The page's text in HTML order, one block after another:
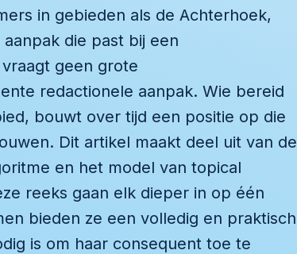
in gebieden als de Achterhoek,
die past bij een
geen grote
redactionele aanpak. Wie bereid
bouwt over tijd een positie op die
Dit artikel maakt deel uit van de
en het model van topical
reeks gaan elk dieper in op één
bieden ze een volledig en praktisch
is om haar consequent toe te